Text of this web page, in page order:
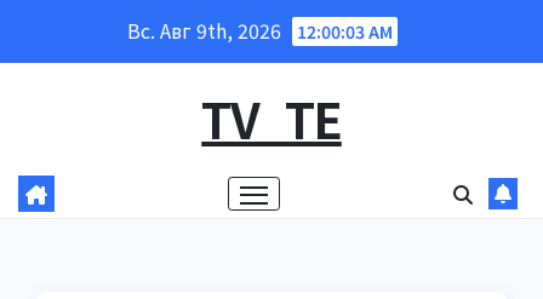
Вс. Авг 9th, 2026 12:00:04 AM
TV_TE